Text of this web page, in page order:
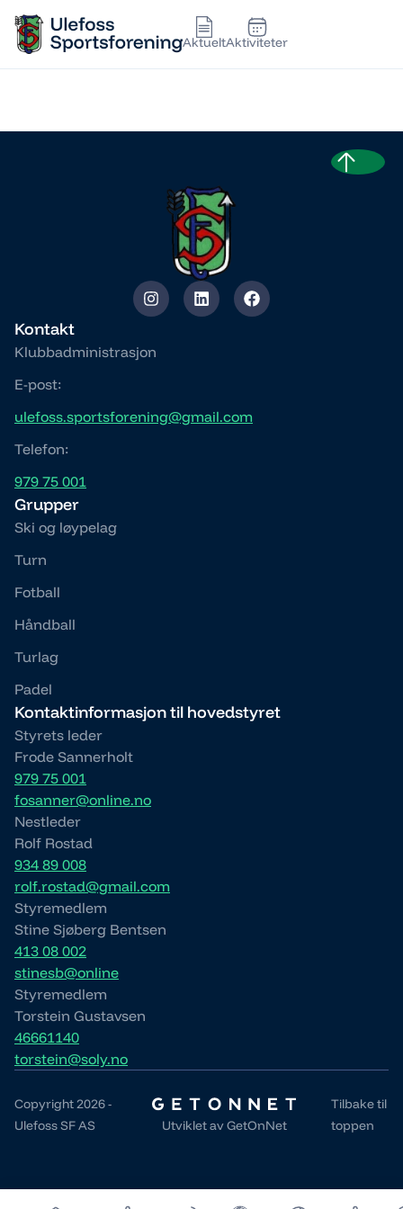
AktueltAktiviteter
Kontakt
Klubbadministrasjon
E-post:
ulefoss.sportsforening@gmail.com
Telefon:
979 75 001
Grupper
Ski og løypelag
Turn
Fotball
Håndball
Turlag
Padel
Kontaktinformasjon til hovedstyret
Styrets leder
Frode Sannerholt
979 75 001
fosanner@online.no
Nestleder
Rolf Rostad
934 89 008
rolf.rostad@gmail.com
Styremedlem
Stine Sjøberg Bentsen
413 08 002
stinesb@online
Styremedlem
Torstein Gustavsen
46661140
torstein@soly.no
Copyright 2026 -
Ulefoss SF AS
Utviklet avGetOnNet
Tilbake til
toppen